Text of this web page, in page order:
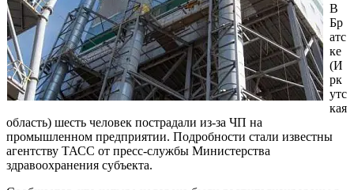
В
Бр
атс
ке
(И
рк
утс
кая
область) шесть человек пострадали из-за ЧП на
промышленном предприятии. Подробности стали известны
агентству ТАСС от пресс-службы Министерства
здравоохранения субъекта.